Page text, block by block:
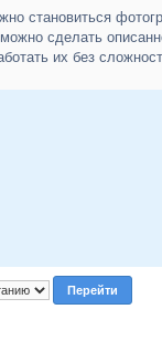
становиться
сделать
их без